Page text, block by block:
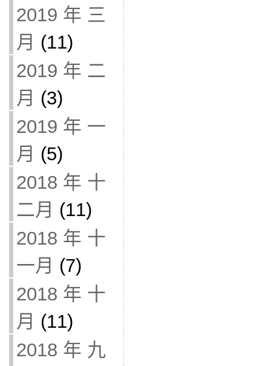
2019 年 三
月 (11)
2019 年 二
月 (3)
2019 年 一
月 (5)
2018 年 十
二月 (11)
2018 年 十
一月 (7)
2018 年 十
月 (11)
2018 年 九